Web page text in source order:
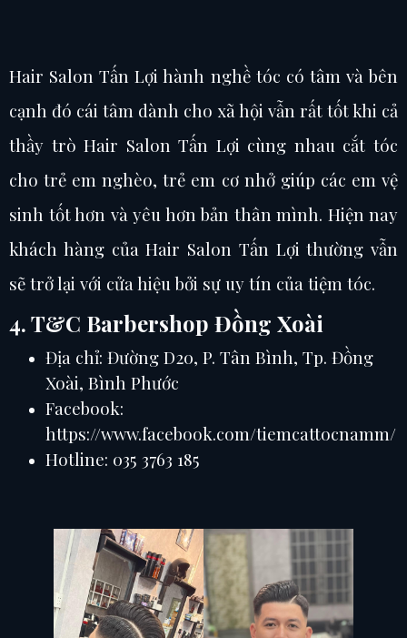
Hair Salon Tấn Lợi hành nghề tóc có tâm và bên
cạnh đó cái tâm dành cho xã hội vẫn rất tốt khi cả
thầy trò Hair Salon Tấn Lợi cùng nhau cắt tóc
cho trẻ em nghèo, trẻ em cơ nhở giúp các em vệ
sinh tốt hơn và yêu hơn bản thân mình. Hiện nay
khách hàng của Hair Salon Tấn Lợi thường vẫn
sẽ trở lại với cửa hiệu bởi sự uy tín của tiệm tóc.
4. T&C Barbershop Đồng Xoài
Địa chỉ: Đường D20, P. Tân Bình, Tp. Đồng
Xoài, Bình Phước
Facebook:
https://www.facebook.com/tiemcattocnamm/
Hotline: 035 3763 185